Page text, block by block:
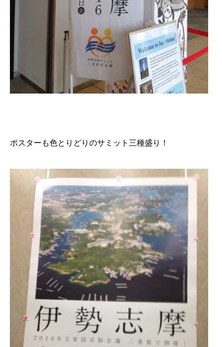
ポスターも色とりどりのサミット三種盛り！